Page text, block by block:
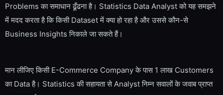
Problems का समाधान ढूँढना है। Statistics Data Analyst को यह समझने
में मदद करता है कि किसी Dataset में क्या हो रहा है और उससे कौन-से
Business Insights निकाले जा सकते हैं।
मान लीजिए किसी E-Commerce Company के पास 1 लाख Customers
का Data है। Statistics की सहायता से Analyst निम्न सवालों के जवाब प्राप्त